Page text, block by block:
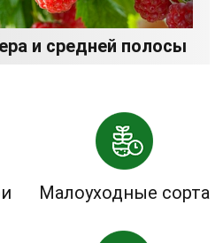
и средней полосы
Малоуходные сорта